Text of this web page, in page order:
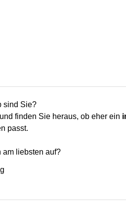
sind Sie?
finden Sie heraus, ob eher ein
passt.
am liebsten auf?